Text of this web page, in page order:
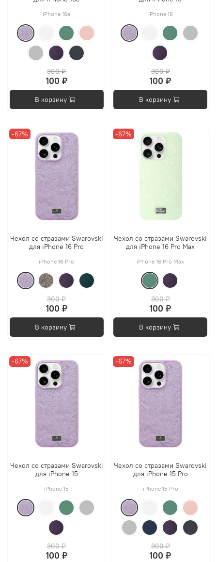
iPhone 16e
300 ₽
100 ₽
В корзину
iPhone 16
300 ₽
100 ₽
В корзину
-67%
Чехол со стразами Swarovski
для iPhone 16 Pro
iPhone 16 Pro
300 ₽
100 ₽
В корзину
-67%
Чехол со стразами Swarovski
для iPhone 16 Pro Max
iPhone 16 Pro Max
300 ₽
100 ₽
В корзину
-67%
Чехол со стразами Swarovski
для iPhone 15
iPhone 15
300 ₽
100 ₽
-67%
Чехол со стразами Swarovski
для iPhone 15 Pro
iPhone 15 Pro
300 ₽
100 ₽